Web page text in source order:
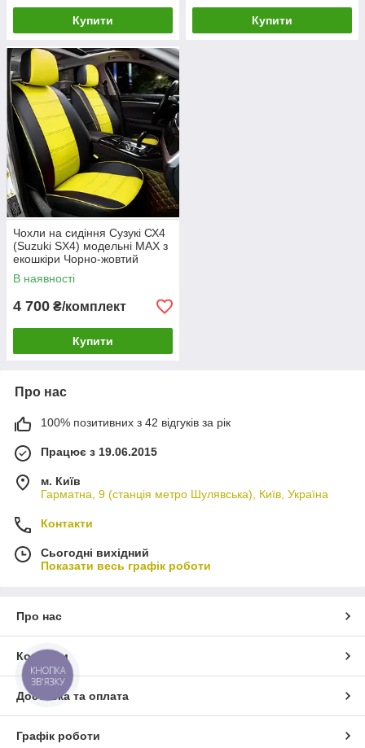
Купити Купити
Чохли на сидіння Сузукі СХ4
(Suzuki SX4) модельні MAX з
екошкіри Чорно-жовтий
В наявності
4 700 ₴/комплект
Купити
Про нас
100% позитивних з 42 відгуків за рік
Працює з 19.06.2015
м. Київ
Гарматна, 9 (станція метро Шулявська), Київ, Україна
Контакти
Сьогодні вихідний
Показати весь графік роботи
Про нас
Контакти
Доставка та оплата
Графік роботи
КНОПКА
ЗВ'ЯЗКУ